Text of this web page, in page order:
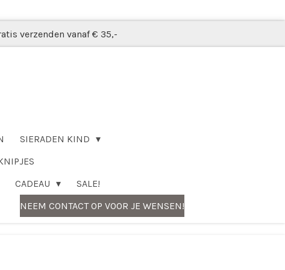
verzenden vanaf € 35,-
SIERADEN KIND
CADEAU
SALE!
NEEM CONTACT OP VOOR JE WENSEN!